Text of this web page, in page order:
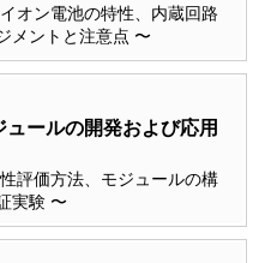
オン電池の特性、内蔵回路
メントと注意点 〜
ールの開発および応用
評価方法、モジュールの構
実験 〜